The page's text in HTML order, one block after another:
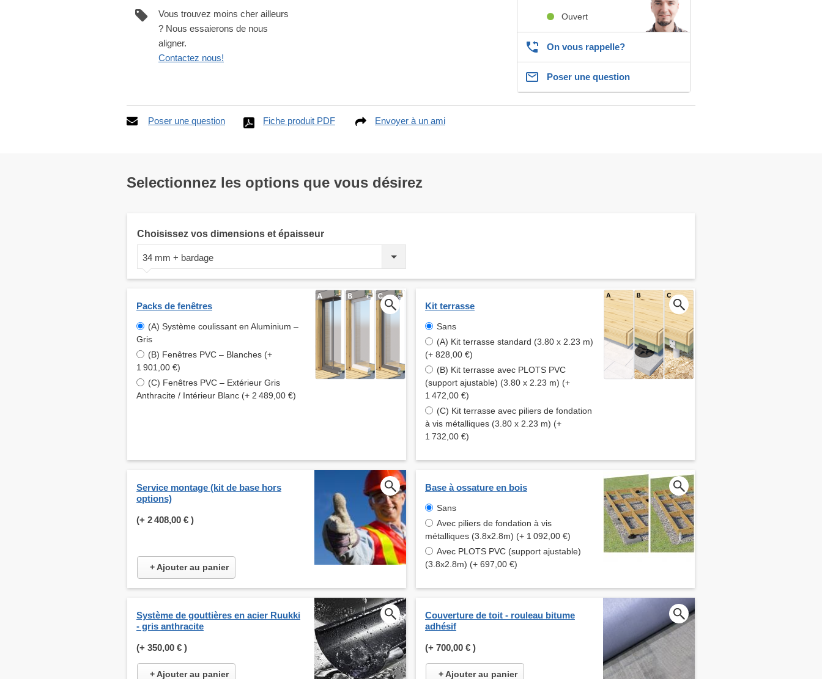
Vous trouvez moins cher ailleurs
? Nous essaierons de nous
aligner.
Contactez nous!
Ouvert
On vous rappelle?
Poser une question
Poser une question Fiche produit PDF Envoyer à un ami
Selectionnez les options que vous désirez
Choisissez vos dimensions et épaisseur
34 mm + bardage
Packs de fenêtres
(A) Système coulissant en Aluminium –
Gris
(B) Fenêtres PVC – Blanches (+
1 901,00 €)
(C) Fenêtres PVC – Extérieur Gris
Anthracite / Intérieur Blanc (+ 2 489,00 €)
Kit terrasse
Sans
(A) Kit terrasse standard (3.80 x 2.23 m)
(+ 828,00 €)
(B) Kit terrasse avec PLOTS PVC
(support ajustable) (3.80 x 2.23 m) (+
1 472,00 €)
(C) Kit terrasse avec piliers de fondation
à vis métalliques (3.80 x 2.23 m) (+
1 732,00 €)
Service montage (kit de base hors
options)
(+ 2 408,00 € )
+ Ajouter au panier
Base à ossature en bois
Sans
Avec piliers de fondation à vis
métalliques (3.8x2.8m) (+ 1 092,00 €)
Avec PLOTS PVC (support ajustable)
(3.8x2.8m) (+ 697,00 €)
Système de gouttières en acier Ruukki
- gris anthracite
(+ 350,00 € )
+ Ajouter au panier
Couverture de toit - rouleau bitume
adhésif
(+ 700,00 € )
+ Ajouter au panier